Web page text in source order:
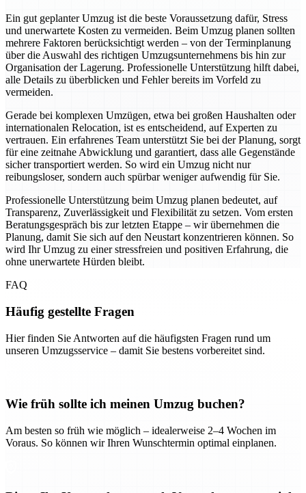
Ein gut geplanter Umzug ist die beste Voraussetzung dafür, Stress
und unerwartete Kosten zu vermeiden. Beim Umzug planen sollten
mehrere Faktoren berücksichtigt werden – von der Terminplanung
über die Auswahl des richtigen Umzugsunternehmens bis hin zur
Organisation der Lagerung. Professionelle Unterstützung hilft dabei,
alle Details zu überblicken und Fehler bereits im Vorfeld zu
vermeiden.
Gerade bei komplexen Umzügen, etwa bei großen Haushalten oder
internationalen Relocation, ist es entscheidend, auf Experten zu
vertrauen. Ein erfahrenes Team unterstützt Sie bei der Planung, sorgt
für eine zeitnahe Abwicklung und garantiert, dass alle Gegenstände
sicher transportiert werden. So wird ein Umzug nicht nur
reibungsloser, sondern auch spürbar weniger aufwendig für Sie.
Professionelle Unterstützung beim Umzug planen bedeutet, auf
Transparenz, Zuverlässigkeit und Flexibilität zu setzen. Vom ersten
Beratungsgespräch bis zur letzten Etappe – wir übernehmen die
Planung, damit Sie sich auf den Neustart konzentrieren können. So
wird Ihr Umzug zu einer stressfreien und positiven Erfahrung, die
ohne unerwartete Hürden bleibt.
FAQ
Häufig gestellte Fragen
Hier finden Sie Antworten auf die häufigsten Fragen rund um
unseren Umzugsservice – damit Sie bestens vorbereitet sind.
Wie früh sollte ich meinen Umzug buchen?
Am besten so früh wie möglich – idealerweise 2–4 Wochen im
Voraus. So können wir Ihren Wunschtermin optimal einplanen.